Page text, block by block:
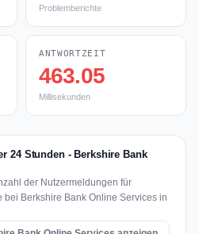
Problemberichte
ANTWORTZEIT
463.05
Millisekunden
24 Stunden - Berkshire Bank
der Nutzermeldungen für
Berkshire Bank Online Services in